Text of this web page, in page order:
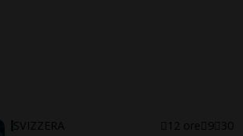
SVIZZERA 12 ore 9 30